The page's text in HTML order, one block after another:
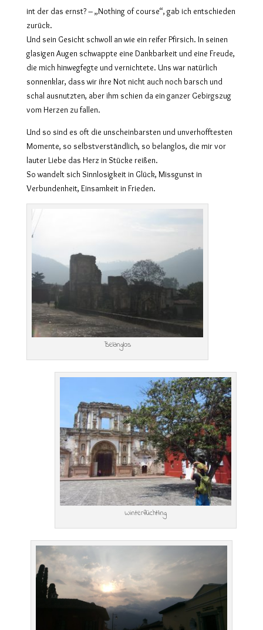
int der das ernst? – „Nothing of course“, gab ich entschieden
zurück.
Und sein Gesicht schwoll an wie ein reifer Pfirsich. In seinen
glasigen Augen schwappte eine Dankbarkeit und eine Freude,
die mich hinwegfegte und vernichtete. Uns war natürlich
sonnenklar, dass wir ihre Not nicht auch noch barsch und
schal ausnutzten, aber ihm schien da ein ganzer Gebirgszug
vom Herzen zu fallen.
Und so sind es oft die unscheinbarsten und unverhofftesten
Momente, so selbstverständlich, so belanglos, die mir vor
lauter Liebe das Herz in Stücke reißen.
So wandelt sich Sinnlosigkeit in Glück, Missgunst in
Verbundenheit, Einsamkeit in Frieden.
Belanglos
Winterflüchtling